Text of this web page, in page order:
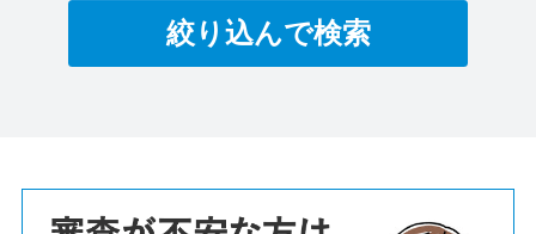
絞り込んで検索